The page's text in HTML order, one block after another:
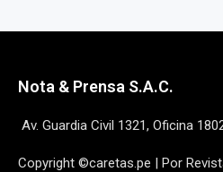
Nota & Prensa S.A.C.
Av. Guardia Civil 1321, Oficina
Copyright ©caretas.pe | Por